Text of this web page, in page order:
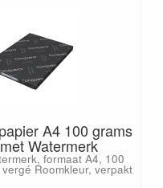
A4 100 grams
Watermerk
formaat A4, 100
Roomkleur, verpakt